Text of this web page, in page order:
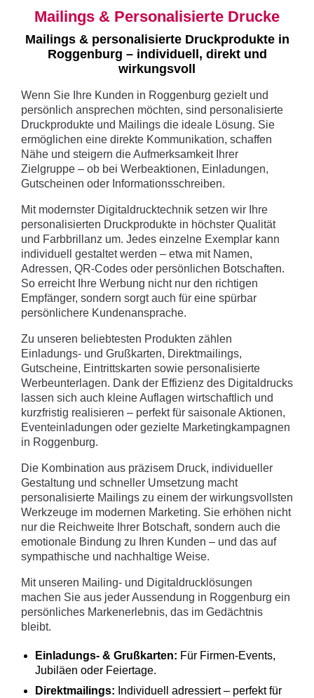
Mailings & Personalisierte Drucke
Mailings & personalisierte Druckprodukte in
Roggenburg – individuell, direkt und
wirkungsvoll
Wenn Sie Ihre Kunden in Roggenburg gezielt und
persönlich ansprechen möchten, sind personalisierte
Druckprodukte und Mailings die ideale Lösung. Sie
ermöglichen eine direkte Kommunikation, schaffen
Nähe und steigern die Aufmerksamkeit Ihrer
Zielgruppe – ob bei Werbeaktionen, Einladungen,
Gutscheinen oder Informationsschreiben.
Mit modernster Digitaldrucktechnik setzen wir Ihre
personalisierten Druckprodukte in höchster Qualität
und Farbbrillanz um. Jedes einzelne Exemplar kann
individuell gestaltet werden – etwa mit Namen,
Adressen, QR-Codes oder persönlichen Botschaften.
So erreicht Ihre Werbung nicht nur den richtigen
Empfänger, sondern sorgt auch für eine spürbar
persönlichere Kundenansprache.
Zu unseren beliebtesten Produkten zählen
Einladungs- und Grußkarten, Direktmailings,
Gutscheine, Eintrittskarten sowie personalisierte
Werbeunterlagen. Dank der Effizienz des Digitaldrucks
lassen sich auch kleine Auflagen wirtschaftlich und
kurzfristig realisieren – perfekt für saisonale Aktionen,
Eventeinladungen oder gezielte Marketingkampagnen
in Roggenburg.
Die Kombination aus präzisem Druck, individueller
Gestaltung und schneller Umsetzung macht
personalisierte Mailings zu einem der wirkungsvollsten
Werkzeuge im modernen Marketing. Sie erhöhen nicht
nur die Reichweite Ihrer Botschaft, sondern auch die
emotionale Bindung zu Ihren Kunden – und das auf
sympathische und nachhaltige Weise.
Mit unseren Mailing- und Digitaldrucklösungen
machen Sie aus jeder Aussendung in Roggenburg ein
persönliches Markenerlebnis, das im Gedächtnis
bleibt.
Einladungs- & Grußkarten: Für Firmen-Events,
Jubiläen oder Feiertage.
Direktmailings: Individuell adressiert – perfekt für